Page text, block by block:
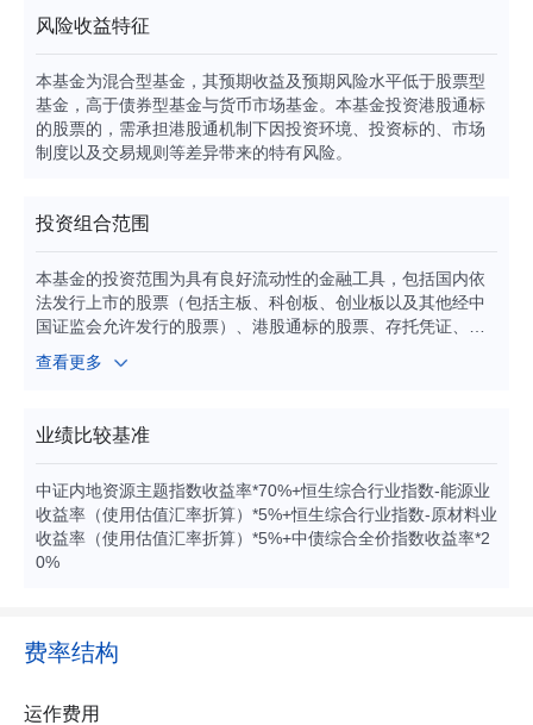
风险收益特征
本基金为混合型基金，其预期收益及预期风险水平低于股票型
基金，高于债券型基金与货币市场基金。本基金投资港股通标
的股票的，需承担港股通机制下因投资环境、投资标的、市场
制度以及交易规则等差异带来的特有风险。
投资组合范围
本基金的投资范围为具有良好流动性的金融工具，包括国内依
法发行上市的股票（包括主板、科创板、创业板以及其他经中
国证监会允许发行的股票）、港股通标的股票、存托凭证、债
券（包括国债、地方政府债、金融债、企业债、公司债、政府
支持债券、政府支持机构债、次级债、可转换债券、分离交易
资券）、可交换债券）、资产支持证券、债券回购、银行存款
（包括定期存款、协议存款、通知存款等）、同业存单、股指
证监会允许基金投资的其他金融工具（但须符合中国证监会的
相关规定）。 如法律法规或监管机构以后允许基金投资其他品
种，基金管理人在履行适当程序后，可以将其纳入投资范围。
基金的投资组合比例为：本基金股票及存托凭证投资占基金资
在扣除股指期货合约、国债期货合约和股票期权合约需缴纳的
基金资产净值的5%，其中现金不包括结算备付金、存出保证
查看更多
业绩比较基准
中证内地资源主题指数收益率*70%+恒生综合行业指数-能源业
收益率（使用估值汇率折算）*5%+恒生综合行业指数-原材料业
收益率（使用估值汇率折算）*5%+中债综合全价指数收益率*2
0%
费率结构
运作费用